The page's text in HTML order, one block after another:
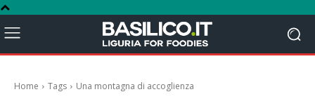
Home Tags Una montagna di accoglienza